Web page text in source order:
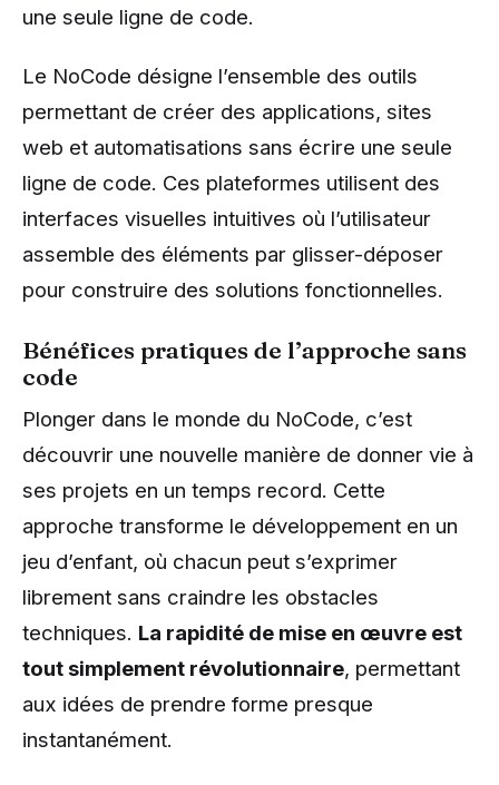
une seule ligne de code.
Le NoCode désigne l’ensemble des outils
permettant de créer des applications, sites
web et automatisations sans écrire une seule
ligne de code. Ces plateformes utilisent des
interfaces visuelles intuitives où l’utilisateur
assemble des éléments par glisser-déposer
pour construire des solutions fonctionnelles.
Bénéfices pratiques de l’approche sans
code
Plonger dans le monde du NoCode, c’est
découvrir une nouvelle manière de donner vie à
ses projets en un temps record. Cette
approche transforme le développement en un
jeu d’enfant, où chacun peut s’exprimer
librement sans craindre les obstacles
techniques. La rapidité de mise en œuvre est
tout simplement révolutionnaire, permettant
aux idées de prendre forme presque
instantanément.